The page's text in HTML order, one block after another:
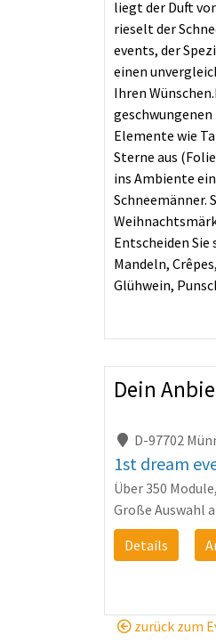
liegt der Duft
rieselt der
events, der
einen
Ihren
Elemente wie
Sterne aus
ins Ambiente
Schneemänner.
Entscheiden
Mandeln,
Glühwein,
Dein
D-97702
1st dream
Über 350
Große Auswahl
Details
zurück zum